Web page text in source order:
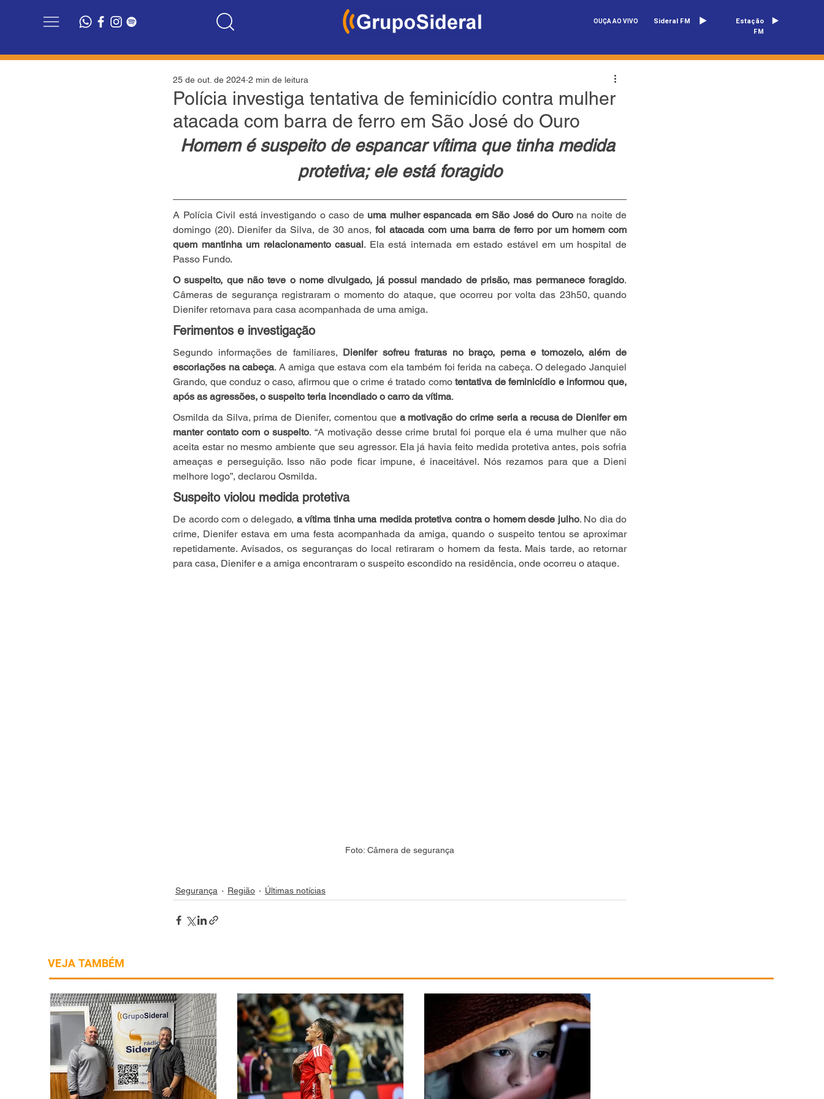
OUÇA AO VIVO Sideral FM
Estação
FM
Polícia investiga tentativa de feminicídio contra mulher
atacada com barra de ferro em São José do Ouro
25 de out. de 2024 2 min de leitura
Homem é suspeito de espancar vítima que tinha medida
protetiva; ele está foragido
A Polícia Civil está investigando o caso de uma mulher espancada em São José do Ouro na noite de
domingo (20). Dienifer da Silva, de 30 anos, foi atacada com uma barra de ferro por um homem com
quem mantinha um relacionamento casual. Ela está internada em estado estável em um hospital de
Passo Fundo.
O suspeito, que não teve o nome divulgado, já possui mandado de prisão, mas permanece foragido.
Câmeras de segurança registraram o momento do ataque, que ocorreu por volta das 23h50, quando
Dienifer retornava para casa acompanhada de uma amiga.
Ferimentos e investigação
Segundo informações de familiares, Dienifer sofreu fraturas no braço, perna e tornozelo, além de
escoriações na cabeça. A amiga que estava com ela também foi ferida na cabeça. O delegado Janquiel
Grando, que conduz o caso, afirmou que o crime é tratado como tentativa de feminicídio e informou que,
após as agressões, o suspeito teria incendiado o carro da vítima.
Osmilda da Silva, prima de Dienifer, comentou que a motivação do crime seria a recusa de Dienifer em
manter contato com o suspeito. “A motivação desse crime brutal foi porque ela é uma mulher que não
aceita estar no mesmo ambiente que seu agressor. Ela já havia feito medida protetiva antes, pois sofria
ameaças e perseguição. Isso não pode ficar impune, é inaceitável. Nós rezamos para que a Dieni
melhore logo”, declarou Osmilda.
Suspeito violou medida protetiva
De acordo com o delegado, a vítima tinha uma medida protetiva contra o homem desde julho. No dia do
crime, Dienifer estava em uma festa acompanhada da amiga, quando o suspeito tentou se aproximar
repetidamente. Avisados, os seguranças do local retiraram o homem da festa. Mais tarde, ao retornar
para casa, Dienifer e a amiga encontraram o suspeito escondido na residência, onde ocorreu o ataque.
Foto: Câmera de segurança
Segurança Região Últimas notícias
VEJA TAMBÉM